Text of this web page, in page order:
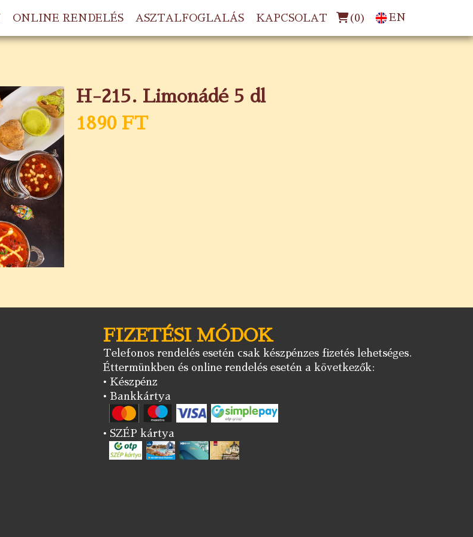
ONLINE RENDELÉS ASZTALFOGLALÁS KAPCSOLAT (0) EN
H-215. Limonádé 5 dl
1890 FT
FIZETÉSI MÓDOK
Telefonos rendelés esetén csak készpénzes fizetés lehetséges.
Éttermünkben és online rendelés esetén a következők:
• Készpénz
• Bankkártya
• SZÉP kártya